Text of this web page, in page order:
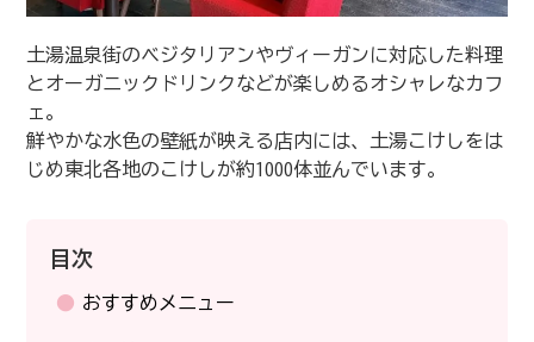
土湯温泉街のベジタリアンやヴィーガンに対応した料理
とオーガニックドリンクなどが楽しめるオシャレなカフ
ェ。
鮮やかな水色の壁紙が映える店内には、土湯こけしをは
じめ東北各地のこけしが約1000体並んでいます。
目次
おすすめメニュー